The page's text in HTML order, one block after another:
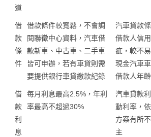
道
借
款
條
件
借款條件較寬鬆，不會調
閱聯徵中心資料，汽車借
款新車、中古車、二手車
皆可申辦，若有車貸則需
要提供銀行車貸繳款紀錄
汽車貸款
借款人信
疵，較不
現金汽車
借款人年
借
款
利
息
每月利息最高2.5%，年利
率最高不超過30%
汽車貸款
動利率，
方案有所
主